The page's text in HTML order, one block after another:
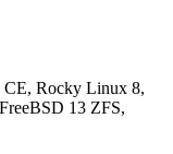
Rocky Linux 8,
13 ZFS,